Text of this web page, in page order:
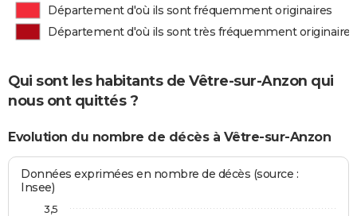
Département d'où ils sont fréquemment originaires
Département d'où ils sont très fréquemment originaires
Qui sont les habitants de Vêtre-sur-Anzon qui
nous ont quittés ?
Evolution du nombre de décès à Vêtre-sur-Anzon
Données exprimées en nombre de décès (source :
Insee)
3,5